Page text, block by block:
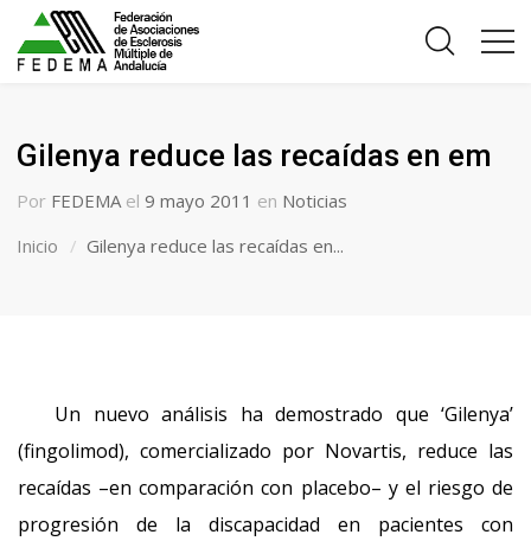
Gilenya reduce las recaídas en em
Por FEDEMA el 9 mayo 2011 en Noticias
Inicio
Gilenya reduce las recaídas en...
Un nuevo análisis ha demostrado que ‘Gilenya’
(fingolimod), comercializado por Novartis, reduce las
recaídas –en comparación con placebo– y el riesgo de
progresión de la discapacidad en pacientes con